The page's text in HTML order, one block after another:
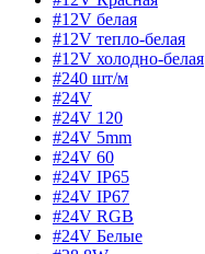
#12V белая
#12V тепло-белая
#12V холодно-белая
#240 шт/м
#24V
#24V 120
#24V 5mm
#24V 60
#24V IP65
#24V IP67
#24V RGB
#24V Белые